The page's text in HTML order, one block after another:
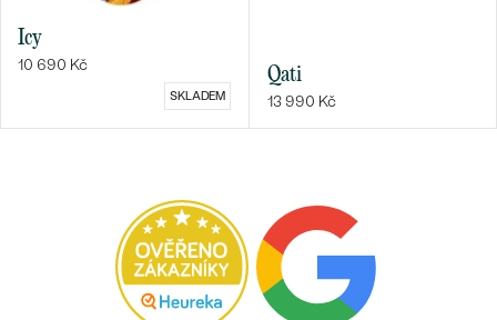
Icy
10 690 Kč
SKLADEM
Qati
13 990 Kč